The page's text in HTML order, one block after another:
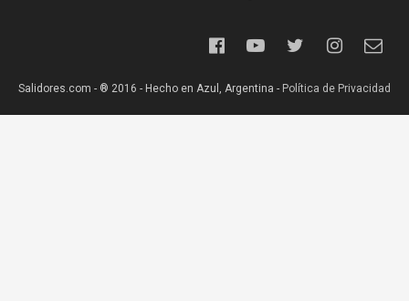
Salidores.com - ® 2016 - Hecho en Azul, Argentina - Política de Privacidad